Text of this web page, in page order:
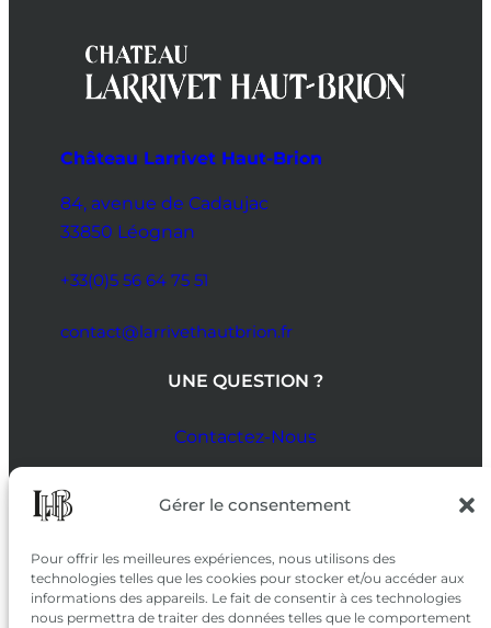
Gérer le consentement
Pour offrir les meilleures expériences, nous utilisons des
technologies telles que les cookies pour stocker et/ou accéder aux
informations des appareils. Le fait de consentir à ces technologies
nous permettra de traiter des données telles que le comportement
Château Larrivet Haut-Brion
84, avenue de Cadaujac
33850 Léognan
+33(0)5 56 64 75 51
contact@larrivethautbrion.fr
UNE QUESTION ?
Contactez-Nous
SUIVEZ-NOUS
SUR LES RÉSEAUX